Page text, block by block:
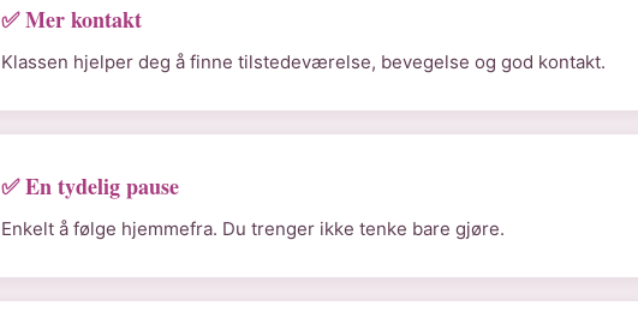
✅ Mer kontakt
Klassen hjelper deg å finne tilstedeværelse, bevegelse og god kontakt.
✅ En tydelig pause
Enkelt å følge hjemmefra. Du trenger ikke tenke bare gjøre.